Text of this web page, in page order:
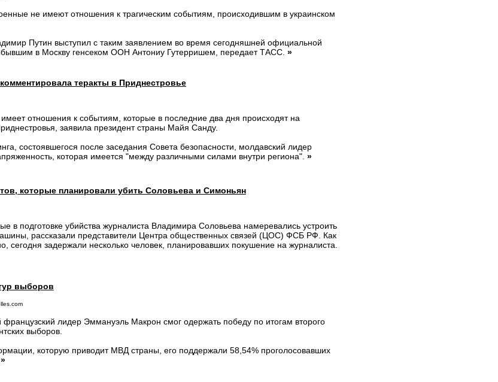
не имеют отношения к трагическим событиям, происходившим в украинском
Путин выступил с таким заявлением во время сегодняшней официальной
в Москву генсеком ООН Антониу Гутерришем, передает ТАСС. »
теракты в Приднестровье
отношения к событиям, которые в последние два дня происходят на
заявила президент страны Майя Санду.
состоявшегося после заседания Совета безопасности, молдавский лидер
которая имеется "между различными силами внутри региона". »
которые планировали убить Соловьева и Симоньян
в подготовке убийства журналиста Владимира Соловьева намеревались устроить
рассказали представители Центра общественных связей (ЦОС) ФСБ РФ. Как
сегодня задержали несколько человек, планировавших покушение на журналиста.
выборов
лидер Эммануэль Макрон смог одержать победу по итогам второго
выборов.
которую приводит МВД страны, его поддержали 58,54% проголосовавших
»